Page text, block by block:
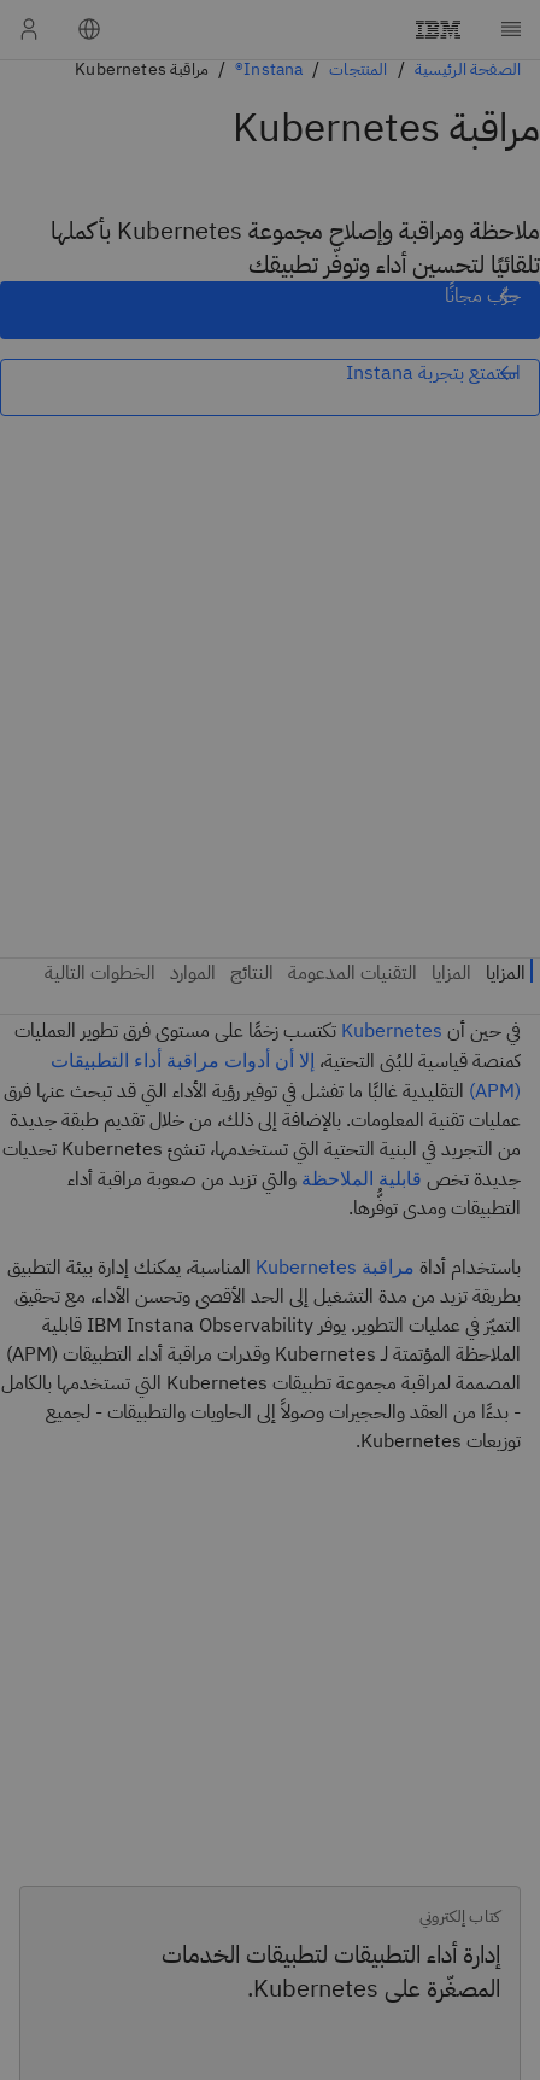
الصفحة الرئيسية المنتجات Instana® مراقبة Kubernetes
مراقبة Kubernetes
ملاحظة ومراقبة وإصلاح مجموعة Kubernetes بأكملها
تلقائيًا لتحسين أداء وتوفّر تطبيقك
جرِّب مجانًا
استمتع بتجربة Instana
في حين أن Kubernetes تكتسب زخمًا على مستوى فرق تطوير العمليات
كمنصة قياسية للبُنى التحتية، إلا أن أدوات مراقبة أداء التطبيقات
(APM)
التقليدية غالبًا ما تفشل في توفير رؤية الأداء التي قد تبحث عنها فرق
عمليات تقنية المعلومات. بالإضافة إلى ذلك، من خلال تقديم طبقة جديدة
من التجريد في البنية التحتية التي تستخدمها، تنشئ Kubernetes تحديات
جديدة تخص قابلية الملاحظة والتي تزيد من صعوبة مراقبة أداء
التطبيقات ومدى توفُّرها.
باستخدام أداة مراقبة Kubernetes
المناسبة، يمكنك إدارة بيئة التطبيق
بطريقة تزيد من مدة التشغيل إلى الحد الأقصى وتحسن الأداء، مع تحقيق
التميّز في عمليات التطوير. يوفر IBM Instana Observability قابلية
الملاحظة المؤتمتة لـ Kubernetes وقدرات مراقبة أداء التطبيقات (APM)
المصممة لمراقبة مجموعة تطبيقات Kubernetes التي تستخدمها بالكامل
- بدءًا من العقد والحجيرات وصولاً إلى الحاويات والتطبيقات - لجميع
توزيعات Kubernetes.
كتاب إلكتروني
إدارة أداء التطبيقات لتطبيقات الخدمات
المصغّرة على Kubernetes.